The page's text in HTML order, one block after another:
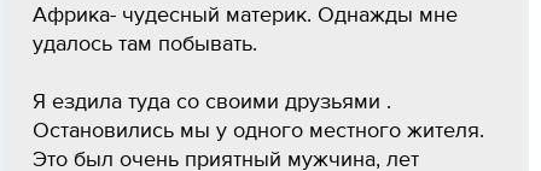
Африка- чудесный материк. Однажды мне
удалось там побывать.
Я ездила туда со своими друзьями .
Остановились мы у одного местного жителя.
Это был очень приятный мужчина, лет